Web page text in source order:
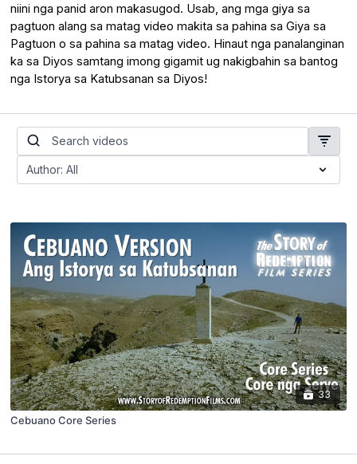
niini nga panid aron makasugod. Usab, ang mga giya sa
pagtuon alang sa matag video makita sa pahina sa Giya sa
Pagtuon o sa pahina sa matag video. Hinaut nga panalanginan
ka sa Diyos samtang imong gigamit ug nakigbahin sa bantog
nga Istorya sa Katubsanan sa Diyos!
33
Cebuano Core Series